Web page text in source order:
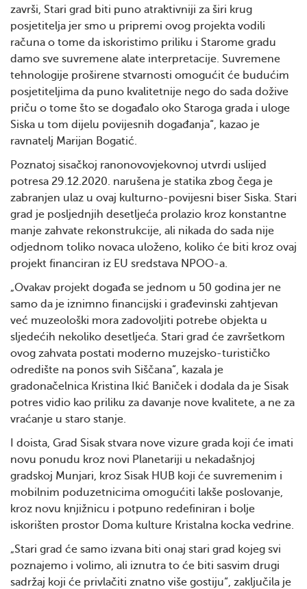
završi, Stari grad biti puno atraktivniji za širi krug
posjetitelja jer smo u pripremi ovog projekta vodili
računa o tome da iskoristimo priliku i Starome gradu
damo sve suvremene alate interpretacije. Suvremene
tehnologije proširene stvarnosti omogućit će budućim
posjetiteljima da puno kvalitetnije nego do sada dožive
priču o tome što se događalo oko Staroga grada i uloge
Siska u tom dijelu povijesnih događanja“, kazao je
ravnatelj Marijan Bogatić.
Poznatoj sisačkoj ranonovovjekovnoj utvrdi uslijed
potresa 29.12.2020. narušena je statika zbog čega je
zabranjen ulaz u ovaj kulturno-povijesni biser Siska. Stari
grad je posljednjih desetljeća prolazio kroz konstantne
manje zahvate rekonstrukcije, ali nikada do sada nije
odjednom toliko novaca uloženo, koliko će biti kroz ovaj
projekt financiran iz EU sredstava NPOO-a.
„Ovakav projekt događa se jednom u 50 godina jer ne
samo da je iznimno financijski i građevinski zahtjevan
već muzeološki mora zadovoljiti potrebe objekta u
sljedećih nekoliko desetljeća. Stari grad će završetkom
ovog zahvata postati moderno muzejsko-turističko
odredište na ponos svih Siščana“, kazala je
gradonačelnica Kristina Ikić Baniček i dodala da je Sisak
potres vidio kao priliku za davanje nove kvalitete, a ne za
vraćanje u staro stanje.
I doista, Grad Sisak stvara nove vizure grada koji će imati
novu ponudu kroz novi Planetariji u nekadašnjoj
gradskoj Munjari, kroz Sisak HUB koji će suvremenim i
mobilnim poduzetnicima omogućiti lakše poslovanje,
kroz novu knjižnicu i potpuno redefiniran i bolje
iskorišten prostor Doma kulture Kristalna kocka vedrine.
„Stari grad će samo izvana biti onaj stari grad kojeg svi
poznajemo i volimo, ali iznutra to će biti sasvim drugi
sadržaj koji će privlačiti znatno više gostiju“, zaključila je